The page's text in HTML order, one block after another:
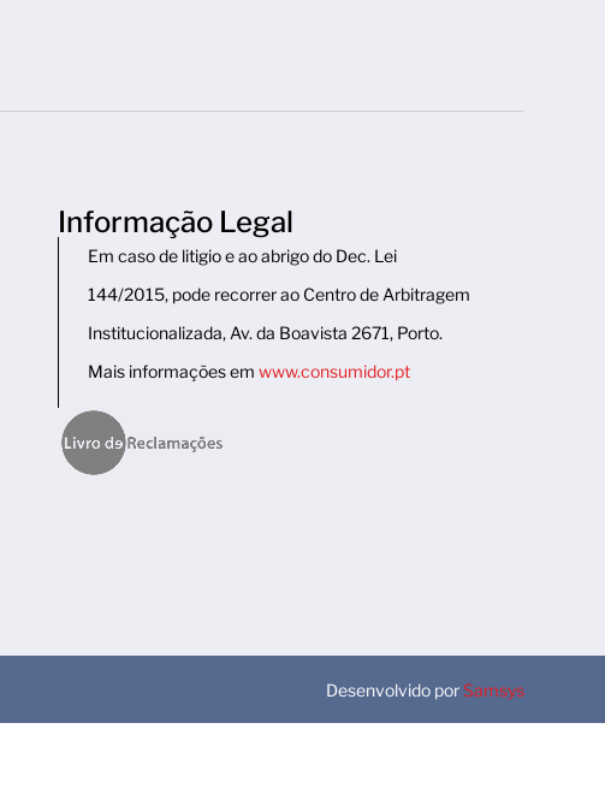
Informação Legal
Em caso de litigio e ao abrigo do Dec. Lei
144/2015, pode recorrer ao Centro de Arbitragem
Institucionalizada, Av. da Boavista 2671, Porto.
Mais informações em www.consumidor.pt
Desenvolvido por Samsys